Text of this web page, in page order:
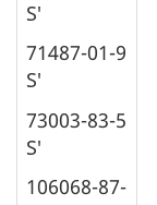
S′
71487-01-9
S′
73003-83-5
S′
106068-87-